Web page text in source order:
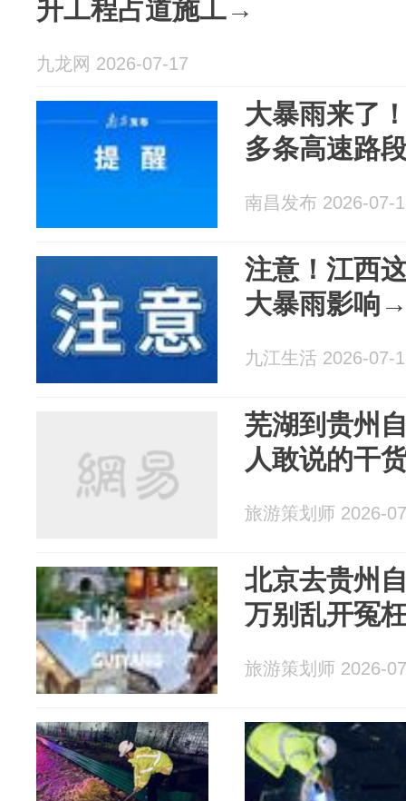
升工程占道施工→
九龙网 2026-07-17
大暴雨来了
多条高速路
南昌发布 2026-07-
注意！江西
大暴雨影响
九江生活 2026-07-
芜湖到贵州
人敢说的干
旅游策划师 2026-
北京去贵州
万别乱开冤
旅游策划师 2026-